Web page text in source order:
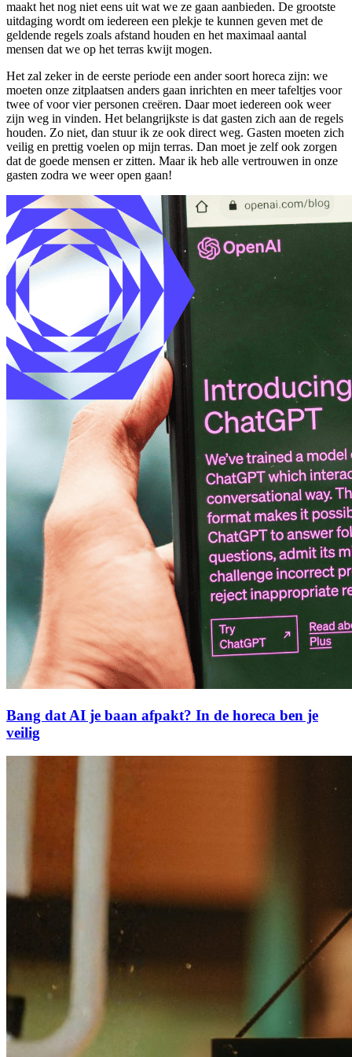
maakt het nog niet eens uit wat we ze gaan aanbieden. De grootste
uitdaging wordt om iedereen een plekje te kunnen geven met de
geldende regels zoals afstand houden en het maximaal aantal
mensen dat we op het terras kwijt mogen.
Het zal zeker in de eerste periode een ander soort horeca zijn: we
moeten onze zitplaatsen anders gaan inrichten en meer tafeltjes voor
twee of voor vier personen creëren. Daar moet iedereen ook weer
zijn weg in vinden. Het belangrijkste is dat gasten zich aan de regels
houden. Zo niet, dan stuur ik ze ook direct weg. Gasten moeten zich
veilig en prettig voelen op mijn terras. Dan moet je zelf ook zorgen
dat de goede mensen er zitten. Maar ik heb alle vertrouwen in onze
gasten zodra we weer open gaan!
Bang dat AI je baan afpakt? In de horeca ben je
veilig